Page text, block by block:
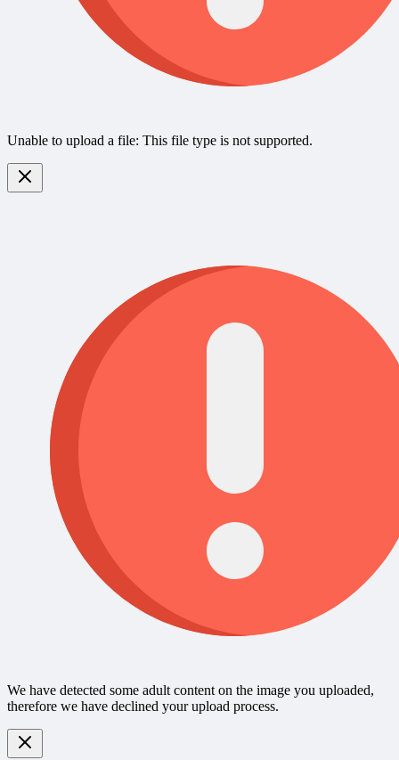
Unable to upload a file: This file type is not supported.
We have detected some adult content on the image you uploaded,
therefore we have declined your upload process.